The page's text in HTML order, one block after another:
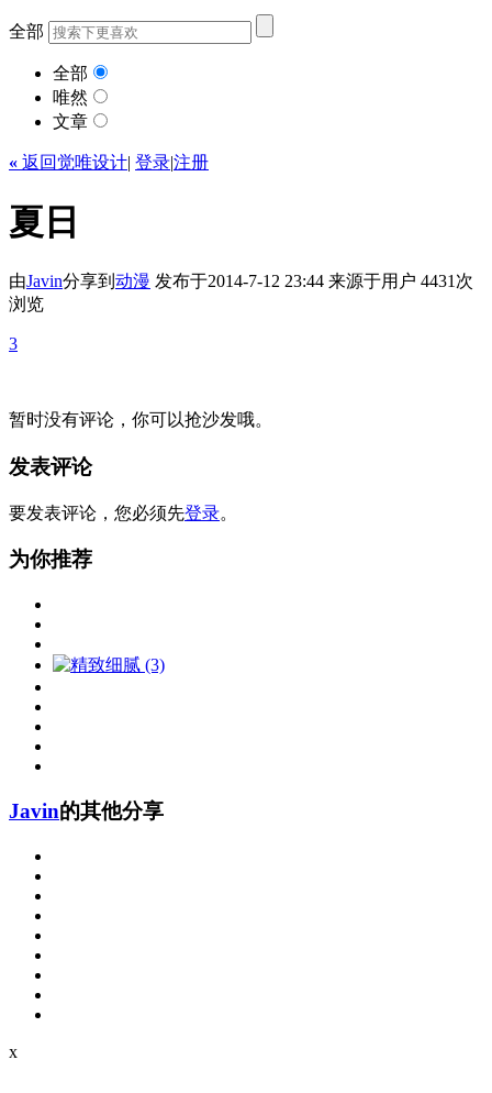
全部
全部
唯然
文章
« 返回觉唯设计| 登录|注册
夏日
由Javin分享到 动漫 发布于2014-7-12 23:44 来源于用户 4431次
浏览
3
暂时没有评论，你可以抢沙发哦。
发表评论
要发表评论，您必须先登录。
为你推荐
Javin的其他分享
x